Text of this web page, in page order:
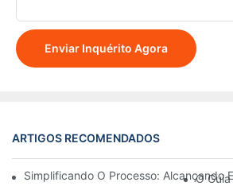
Enviar Inquérito Agora
ARTIGOS RECOMENDADOS
Simplificando O Processo: Alcançando
O